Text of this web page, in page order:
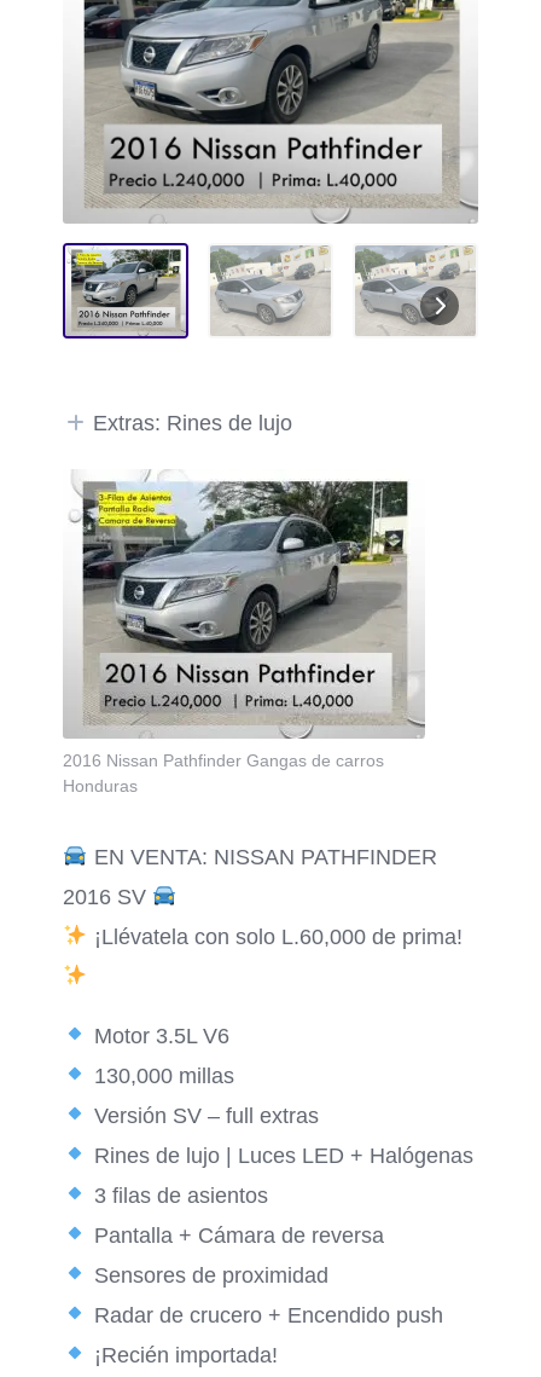
Extras: Rines de lujo
2016 Nissan Pathfinder Gangas de carros
Honduras
EN VENTA: NISSAN PATHFINDER
2016 SV
¡Llévatela con solo L.60,000 de prima!
Motor 3.5L V6
130,000 millas
Versión SV – full extras
Rines de lujo | Luces LED + Halógenas
3 filas de asientos
Pantalla + Cámara de reversa
Sensores de proximidad
Radar de crucero + Encendido push
¡Recién importada!